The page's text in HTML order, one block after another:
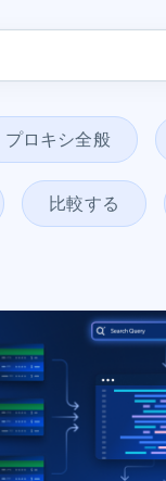
プロキシ全般
比較する